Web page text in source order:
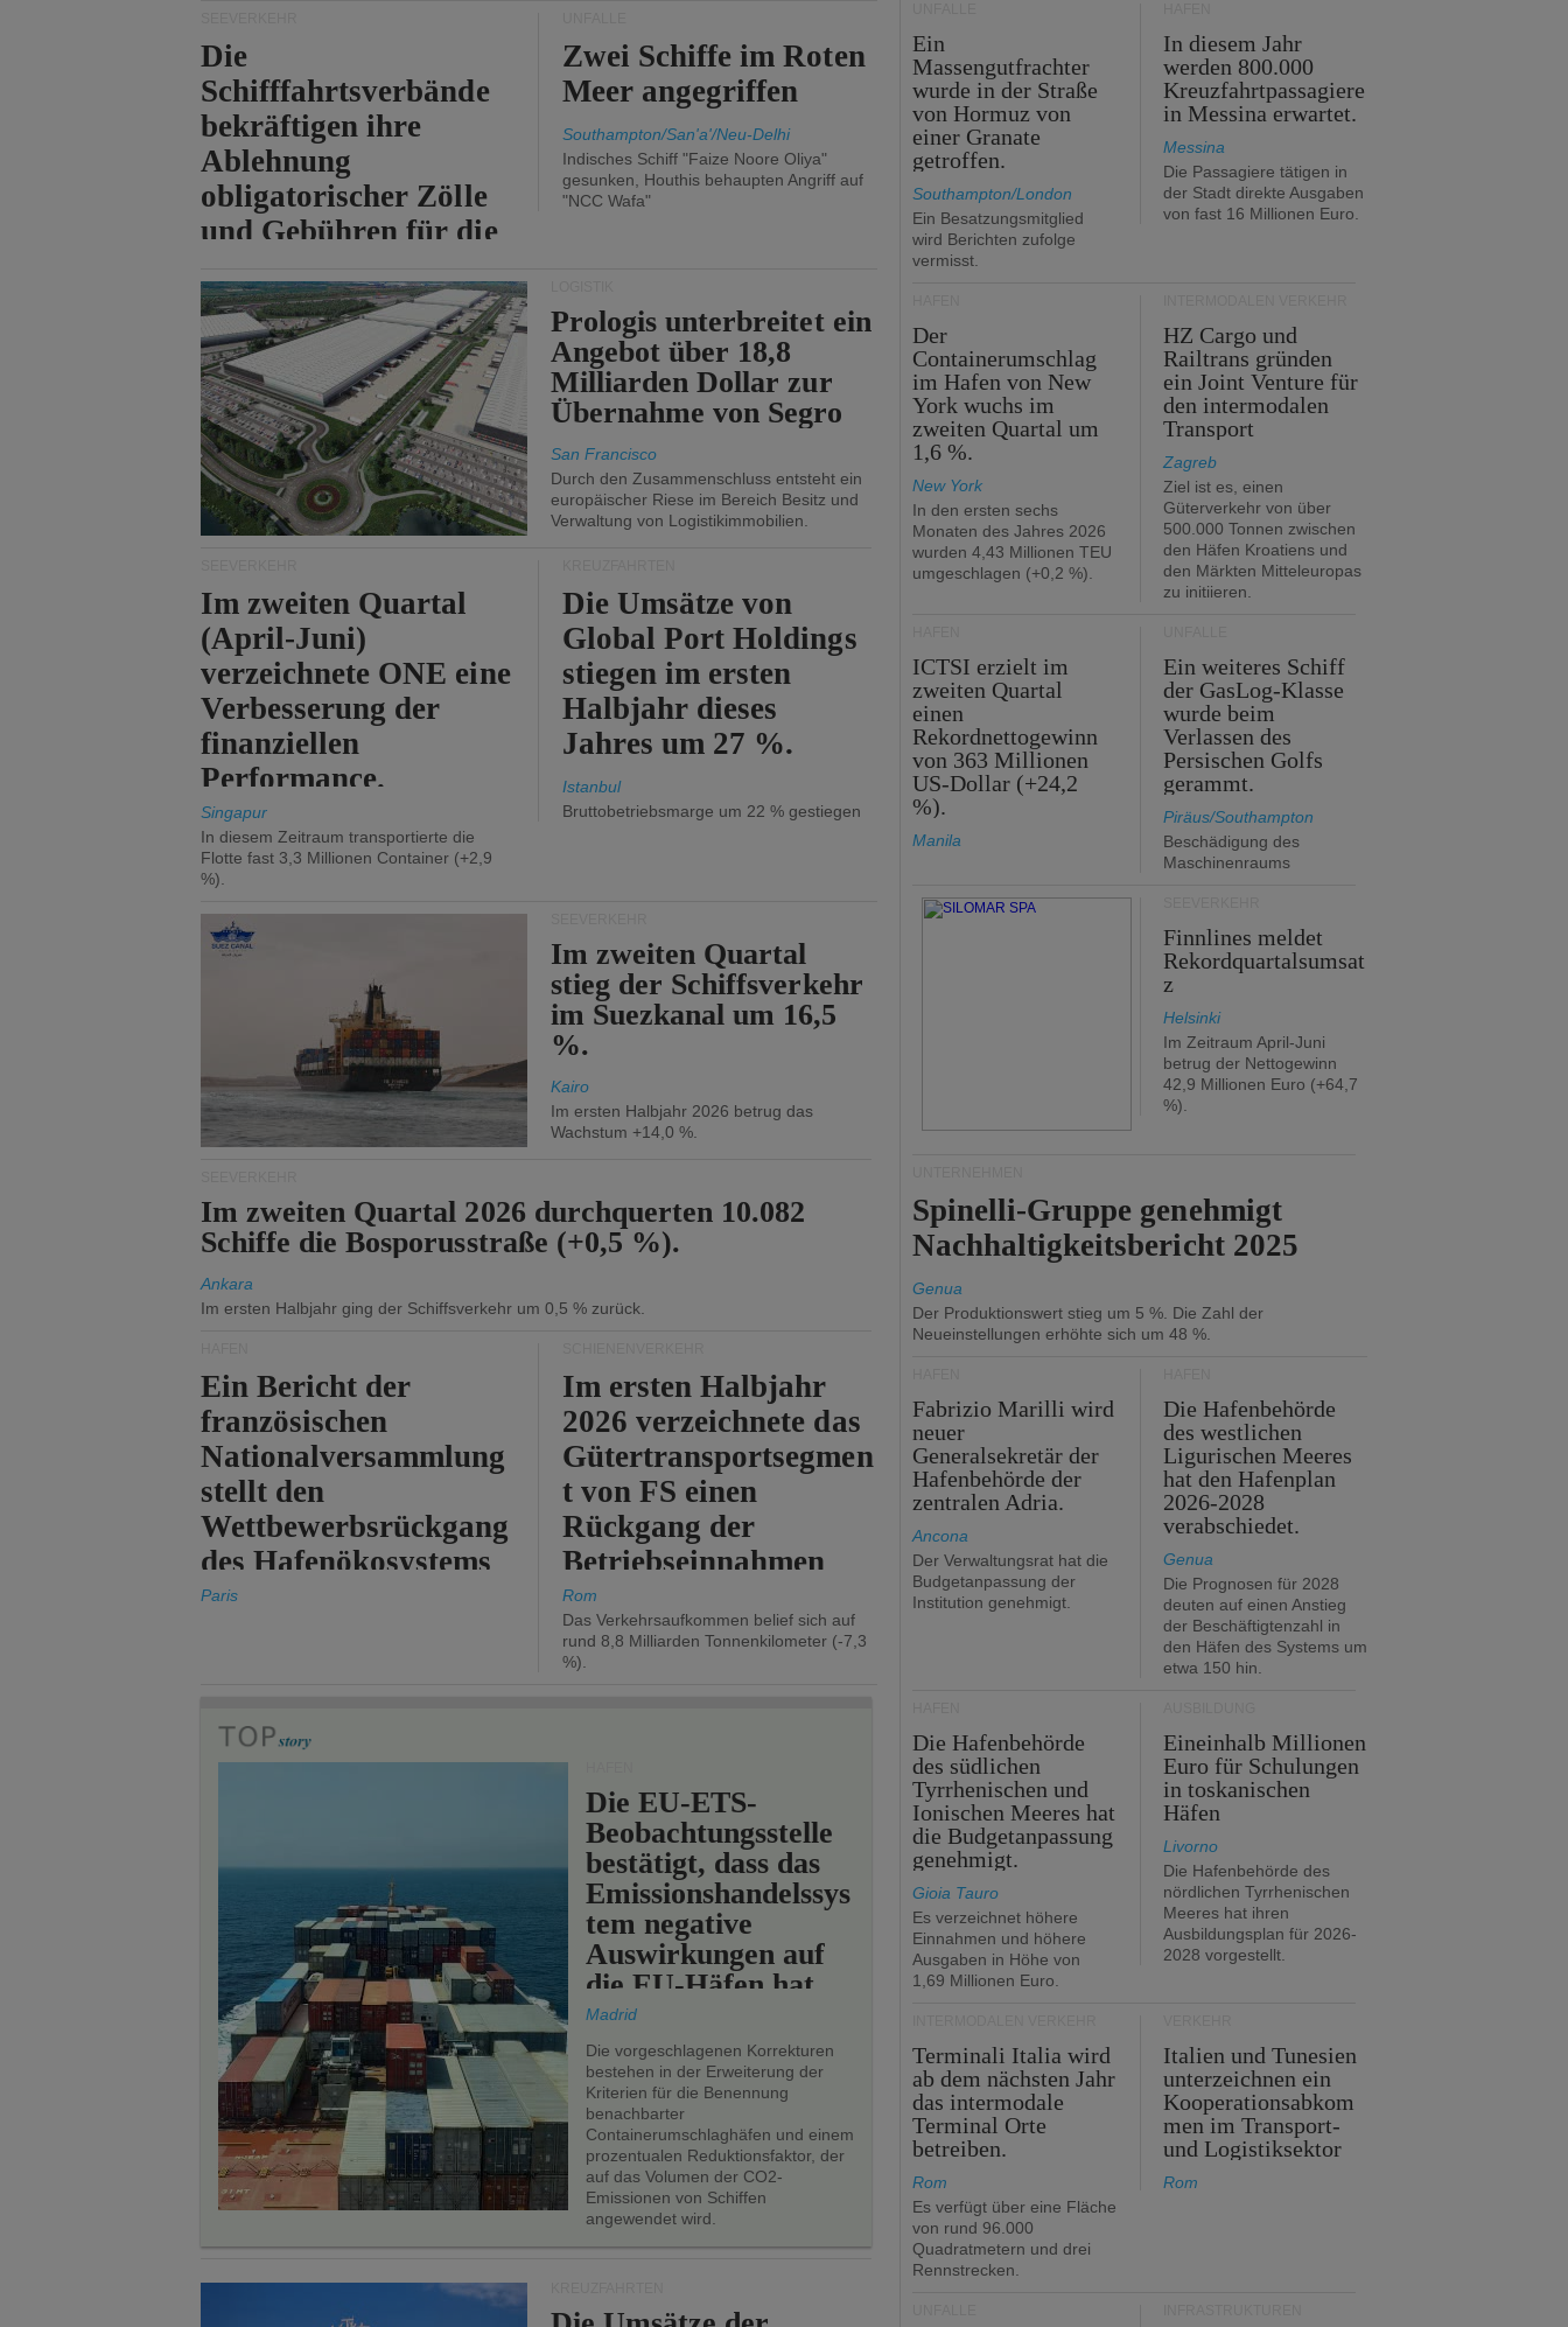
Die
Schifffahrtsverbände
bekräftigen ihre
Ablehnung
obligatorischer Zölle
und Gebühren für die
von Hormuz.
Zwei Schiffe im Roten
Meer angegriffen
Southampton/San'a'/Neu-Delhi
Indisches Schiff "Faize Noore Oliya"
gesunken, Houthis behaupten Angriff auf
"NCC Wafa"
Prologis unterbreitet ein
Angebot über 18,8
Milliarden Dollar zur
Übernahme von Segro
San Francisco
Durch den Zusammenschluss entsteht ein
europäischer Riese im Bereich Besitz und
Verwaltung von Logistikimmobilien.
Im zweiten Quartal
(April-Juni)
verzeichnete ONE eine
Verbesserung der
finanziellen
Performance.
Singapur
In diesem Zeitraum transportierte die
Flotte fast 3,3 Millionen Container (+2,9
%).
Die Umsätze von
Global Port Holdings
stiegen im ersten
Halbjahr dieses
Jahres um 27 %.
Istanbul
Bruttobetriebsmarge um 22 % gestiegen
Im zweiten Quartal
stieg der Schiffsverkehr
im Suezkanal um 16,5
%.
Kairo
Im ersten Halbjahr 2026 betrug das
Wachstum +14,0 %.
Im zweiten Quartal 2026 durchquerten 10.082
Schiffe die Bosporusstraße (+0,5 %).
Ankara
Im ersten Halbjahr ging der Schiffsverkehr um 0,5 % zurück.
Ein Bericht der
französischen
Nationalversammlung
stellt den
Wettbewerbsrückgang
des Hafenökosystems
des Staates fest.
Paris
Im ersten Halbjahr
2026 verzeichnete das
Gütertransportsegmen
t von FS einen
Rückgang der
Betriebseinnahmen
um 2,7 %.
Rom
Das Verkehrsaufkommen belief sich auf
rund 8,8 Milliarden Tonnenkilometer (-7,3
%).
Die EU-ETS-
Beobachtungsstelle
bestätigt, dass das
Emissionshandelssys
tem negative
Auswirkungen auf
die EU-Häfen hat.
Madrid
Die vorgeschlagenen Korrekturen
bestehen in der Erweiterung der
Kriterien für die Benennung
benachbarter
Containerumschlaghäfen und einem
prozentualen Reduktionsfaktor, der
auf das Volumen der CO2-
Emissionen von Schiffen
angewendet wird.
Ein
Massengutfrachter
wurde in der Straße
von Hormuz von
einer Granate
getroffen.
Southampton/London
Ein Besatzungsmitglied
wird Berichten zufolge
vermisst.
In diesem Jahr
werden 800.000
Kreuzfahrtpassagiere
in Messina erwartet.
Messina
Die Passagiere tätigen in
der Stadt direkte Ausgaben
von fast 16 Millionen Euro.
Der
Containerumschlag
im Hafen von New
York wuchs im
zweiten Quartal um
1,6 %.
New York
In den ersten sechs
Monaten des Jahres 2026
wurden 4,43 Millionen TEU
umgeschlagen (+0,2 %).
HZ Cargo und
Railtrans gründen
ein Joint Venture für
den intermodalen
Transport
Zagreb
Ziel ist es, einen
Güterverkehr von über
500.000 Tonnen zwischen
den Häfen Kroatiens und
den Märkten Mitteleuropas
zu initiieren.
ICTSI erzielt im
zweiten Quartal
einen
Rekordnettogewinn
von 363 Millionen
US-Dollar (+24,2
%).
Manila
Ein weiteres Schiff
der GasLog-Klasse
wurde beim
Verlassen des
Persischen Golfs
gerammt.
Piräus/Southampton
Beschädigung des
Maschinenraums
Finnlines meldet
Rekordquartalsumsat
z
Helsinki
Im Zeitraum April-Juni
betrug der Nettogewinn
42,9 Millionen Euro (+64,7
%).
Spinelli-Gruppe genehmigt
Nachhaltigkeitsbericht 2025
Genua
Der Produktionswert stieg um 5 %. Die Zahl der
Neueinstellungen erhöhte sich um 48 %.
Fabrizio Marilli wird
neuer
Generalsekretär der
Hafenbehörde der
zentralen Adria.
Ancona
Der Verwaltungsrat hat die
Budgetanpassung der
Institution genehmigt.
Die Hafenbehörde
des westlichen
Ligurischen Meeres
hat den Hafenplan
2026-2028
verabschiedet.
Genua
Die Prognosen für 2028
deuten auf einen Anstieg
der Beschäftigtenzahl in
den Häfen des Systems um
etwa 150 hin.
Die Hafenbehörde
des südlichen
Tyrrhenischen und
Ionischen Meeres hat
die Budgetanpassung
genehmigt.
Gioia Tauro
Es verzeichnet höhere
Einnahmen und höhere
Ausgaben in Höhe von
1,69 Millionen Euro.
Eineinhalb Millionen
Euro für Schulungen
in toskanischen
Häfen
Livorno
Die Hafenbehörde des
nördlichen Tyrrhenischen
Meeres hat ihren
Ausbildungsplan für 2026-
2028 vorgestellt.
Terminali Italia wird
ab dem nächsten Jahr
das intermodale
Terminal Orte
betreiben.
Rom
Es verfügt über eine Fläche
von rund 96.000
Quadratmetern und drei
Rennstrecken.
Italien und Tunesien
unterzeichnen ein
Kooperationsabkom
men im Transport-
und Logistiksektor
Rom